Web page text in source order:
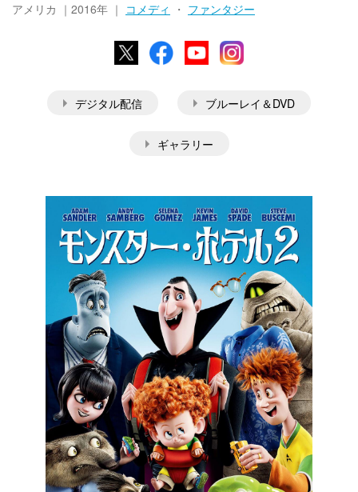
アメリカ ｜2016年 ｜ コメディ ・ ファンタジー
X FacebookYouTubeInstagram
デジタル配信 ブルーレイ＆DVD
ギャラリー